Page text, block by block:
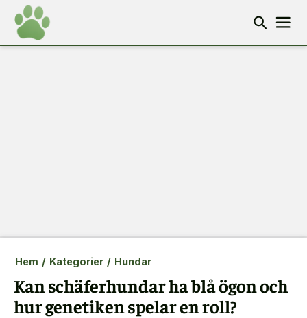
Hem / Kategorier / Hundar
Kan schäferhundar ha blå ögon och
hur genetiken spelar en roll?